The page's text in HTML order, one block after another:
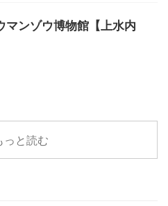
マンゾウ博物館【上水内
っと読む